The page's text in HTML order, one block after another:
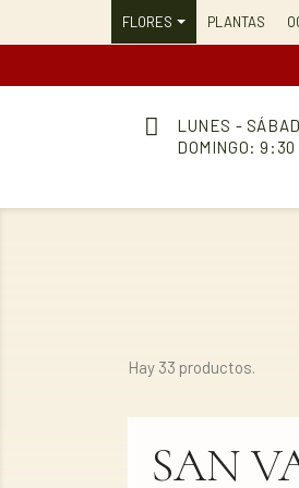
FLORES PLANTAS
LUNES -
DOMINGO:
Hay 33 productos.
SAN